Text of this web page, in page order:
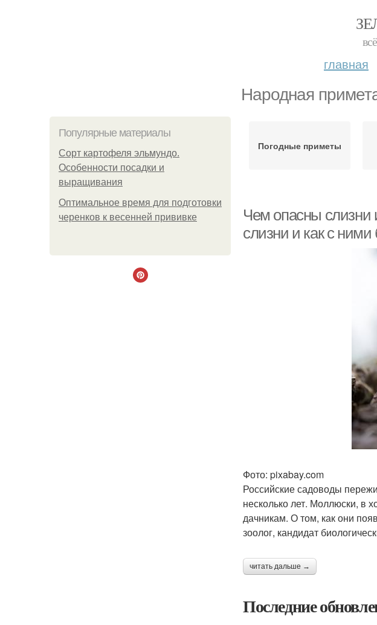
главная
Народная
Популярные материалы
Сорт картофеля эльмундо.
Особенности посадки и
выращивания
Оптимальное время для подготовки
черенков к весенней прививке
Погодные приметы
Чем опасны слизни
слизни и как с ними
Фото: pixabay.com
Российские садоводы
несколько лет. Моллюски, в
дачникам. О том, как они
зоолог, кандидат
читать дальше →
Последние